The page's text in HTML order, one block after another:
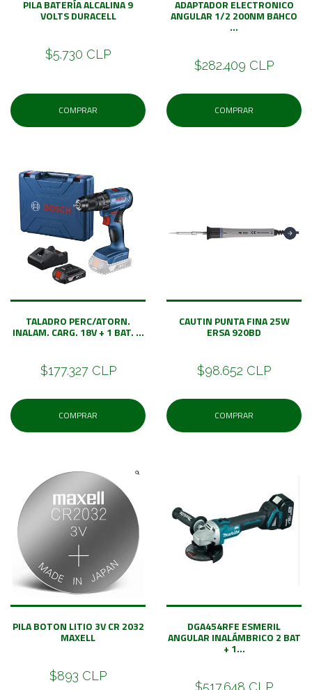
PILA BATERÍA ALCALINA 9
VOLTS DURACELL
$5.730 CLP
COMPRAR
ADAPTADOR ELECTRONICO
ANGULAR 1/2 200NM BAHCO
...
$282.409 CLP
COMPRAR
TALADRO PERC/ATORN.
INALAM. CARG. 18V + 1 BAT. ...
$177.327 CLP
COMPRAR
CAUTIN PUNTA FINA 25W
ERSA 920BD
$98.652 CLP
COMPRAR
PILA BOTON LITIO 3V CR 2032
MAXELL
$893 CLP
DGA454RFE ESMERIL
ANGULAR INALÁMBRICO 2 BAT
+ 1...
$517.648 CLP